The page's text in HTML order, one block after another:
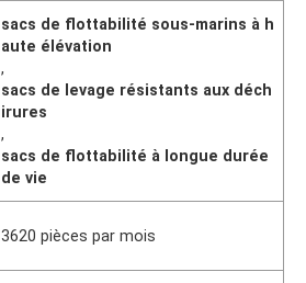
sacs de flottabilité sous-marins à h
aute élévation
,
sacs de levage résistants aux déch
irures
,
sacs de flottabilité à longue durée
de vie
3620 pièces par mois